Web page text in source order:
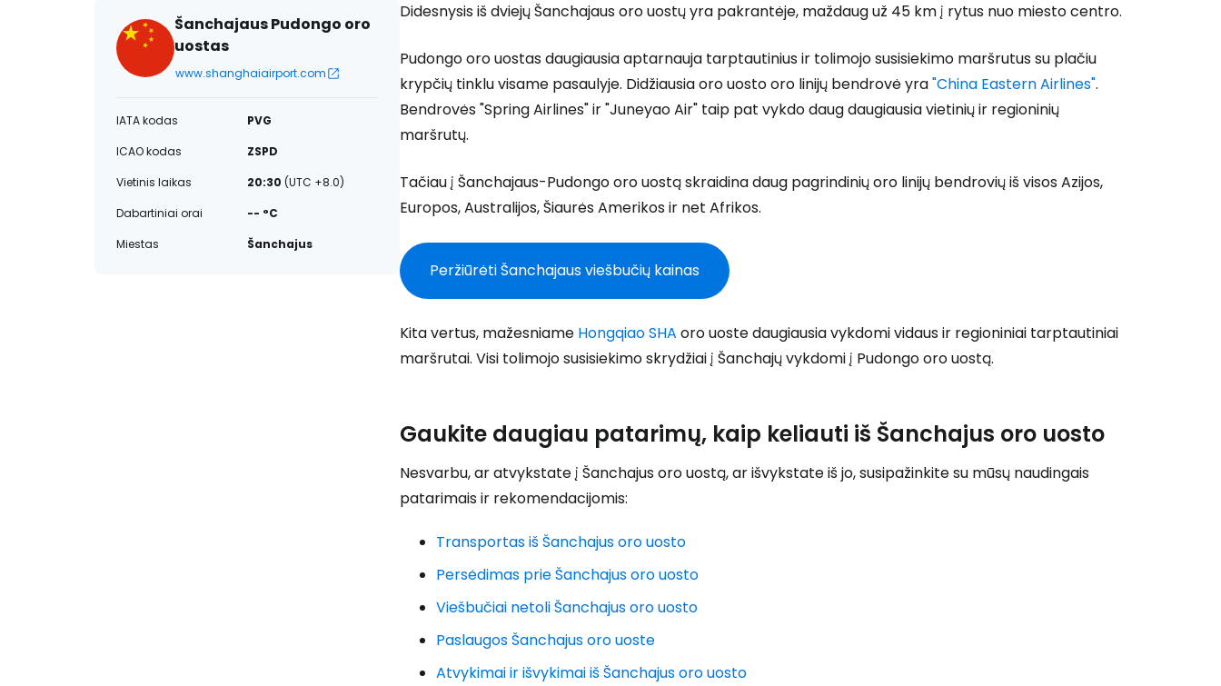
Šanchajaus Pudongo oro
uostas
www.shanghaiairport.com
IATA kodas
PVG
ICAO kodas
ZSPD
Vietinis laikas
20:30 (UTC +8.0)
Dabartiniai orai
-- °C
Miestas
Šanchajus
Didesnysis iš dviejų Šanchajaus oro uostų yra pakrantėje, maždaug už 45 km į rytus nuo miesto centro.
Pudongo oro uostas daugiausia aptarnauja tarptautinius ir tolimojo susisiekimo maršrutus su plačiu
krypčių tinklu visame pasaulyje. Didžiausia oro uosto oro linijų bendrovė yra"China Eastern Airlines".
Bendrovės "Spring Airlines" ir "Juneyao Air" taip pat vykdo daug daugiausia vietinių ir regioninių
maršrutų.
Tačiau į Šanchajaus-Pudongo oro uostą skraidina daug pagrindinių oro linijų bendrovių iš visos Azijos,
Europos, Australijos, Šiaurės Amerikos ir net Afrikos.
Peržiūrėti Šanchajaus viešbučių kainas
Kita vertus, mažesniame Hongqiao SHA oro uoste daugiausia vykdomi vidaus ir regioniniai tarptautiniai
maršrutai. Visi tolimojo susisiekimo skrydžiai į Šanchajų vykdomi į Pudongo oro uostą.
Gaukite daugiau patarimų, kaip keliauti iš Šanchajus oro uosto
Nesvarbu, ar atvykstate į Šanchajus oro uostą, ar išvykstate iš jo, susipažinkite su mūsų naudingais
patarimais ir rekomendacijomis:
Transportas iš Šanchajus oro uosto
Persėdimas prie Šanchajus oro uosto
Viešbučiai netoli Šanchajus oro uosto
Paslaugos Šanchajus oro uoste
Atvykimai ir išvykimai iš Šanchajus oro uosto
... pasaulinė kelionių bendruomenė
Tęsti su Facebook